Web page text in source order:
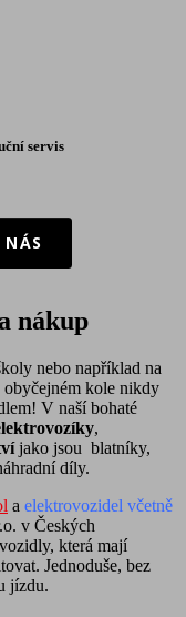
servis
nákup
nebo například na
obyčejném kole nikdy
V naší bohaté
,
jako jsou blatníky,
díly.
a elektrovozidel včetně
v Českých
která mají
Jednoduše, bez
jízdu.